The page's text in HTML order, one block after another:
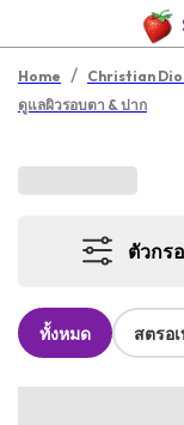
Home / Christian
ดูแลผิวรอบตา & ปาก
ตัวกร
ทั้งหมด สตรอ